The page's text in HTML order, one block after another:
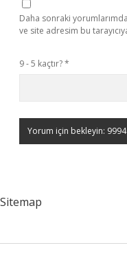
Daha sonraki
ve site adresim bu
9 - 5 kaçtır?*
Sitemap